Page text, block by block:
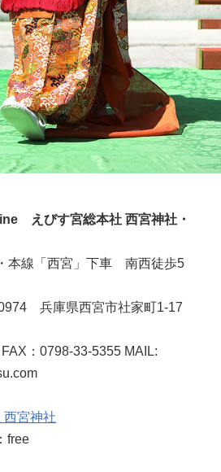
えびす宮総本社 西宮神社・
本線「西宮」下車 南西徒歩5
兵庫県西宮市社家町1-17
：0798-33-5355 MAIL:
西宮神社
free